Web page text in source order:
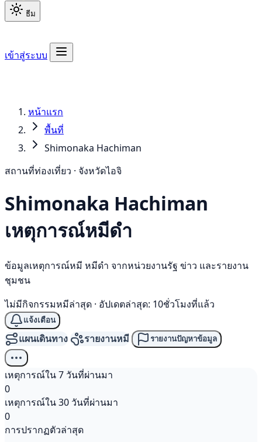
ธีม
เข้าสู่ระบบ
หน้าแรก
พื้นที่
Shimonaka Hachiman
สถานที่ท่องเที่ยว · จังหวัดไอจิ
Shimonaka Hachiman
เหตุการณ์หมีดำ
ข้อมูลเหตุการณ์หมี หมีดำ จากหน่วยงานรัฐ ข่าว และรายงาน
ชุมชน
ไม่มีกิจกรรมหมีล่าสุด · อัปเดตล่าสุด: 10ชั่วโมงที่แล้ว
แจ้งเตือน
แผนเดินทาง รายงานหมี รายงานปัญหาข้อมูล
เหตุการณ์ใน 7 วันที่ผ่านมา
0
เหตุการณ์ใน 30 วันที่ผ่านมา
0
การปรากฏตัวล่าสุด